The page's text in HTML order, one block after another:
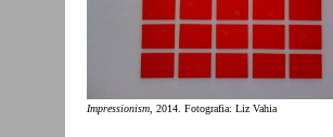
Impressionism , 2014. Fotografia: Liz Vahia